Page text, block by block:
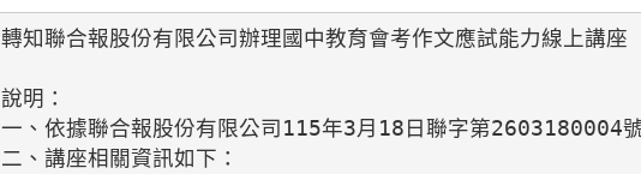
轉知聯合報股份有限公司辦理國中教育會考作文應試能力線上講座
說明：
一、依據聯合報股份有限公司115年3月18日聯字第2603180004
二、講座相關資訊如下：